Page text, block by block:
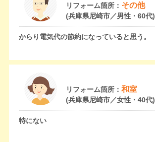
リフォーム箇所： その他
(兵庫県尼崎市／男性・60代)
からり電気代の節約になっていると思う。
リフォーム箇所： 和室
(兵庫県尼崎市／女性・40代)
特にない